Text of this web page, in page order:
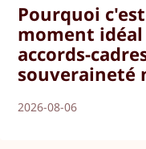
Pourquoi
moment
accords-
souveraineté
2026-08-06